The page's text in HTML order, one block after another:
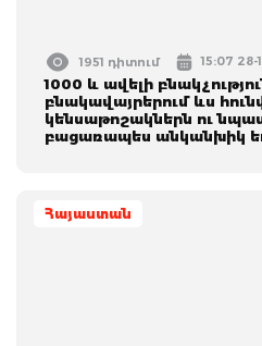
1951 դիտում 15:07 28-
1000 և ավելի
բնակավայրերում ևս
կենսաթոշակներն ու
բացառապես անկանխիկ
Հայաստան